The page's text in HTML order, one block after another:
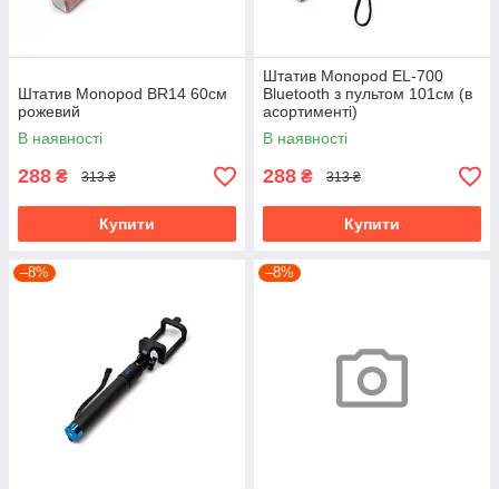
Штатив Monopod BR14 60см
рожевий
В наявності
288 ₴ 313 ₴
Купити
Штатив Monopod EL-700
Bluetooth з пультом 101см (в
асортименті)
В наявності
288 ₴ 313 ₴
Купити
–8% –8%